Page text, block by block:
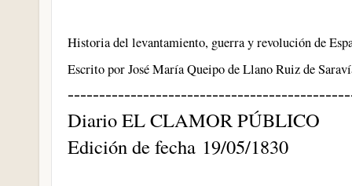
Historia del levantamiento, guerra y revolución de
Escrito por José María Queipo de Llano Ruiz de
Diario EL CLAMOR PÚBLICO
Edición de fecha 19/05/1830